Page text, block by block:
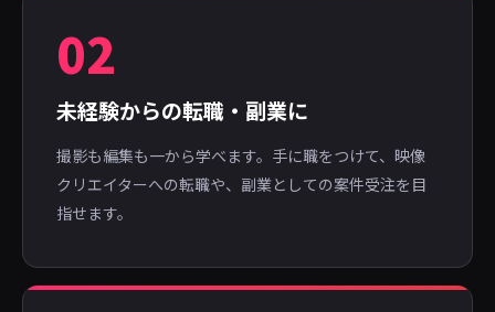
02
未経験からの転職・副業に
撮影も編集も一から学べます。手に職をつけて、映像
クリエイターへの転職や、副業としての案件受注を目
指せます。